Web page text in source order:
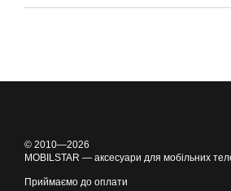
© 2010—2026
MOBILSTAR — аксесуари для мобільних
Приймаємо до оплати